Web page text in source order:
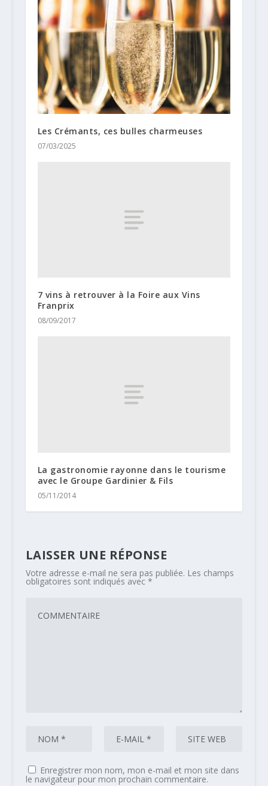
Les Crémants, ces bulles charmeuses
07/03/2025
7 vins à retrouver à la Foire aux Vins
Franprix
08/09/2017
La gastronomie rayonne dans le tourisme
avec le Groupe Gardinier & Fils
05/11/2014
LAISSER UNE RÉPONSE
Votre adresse e-mail ne sera pas publiée. Les champs
obligatoires sont indiqués avec *
Enregistrer mon nom, mon e-mail et mon site dans
le navigateur pour mon prochain commentaire.